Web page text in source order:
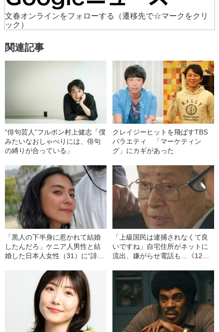
文春オンラインをフォローする
（遷移先で☆マークをクリ
ック）
関連記事
“俳句芸人”フルポン村上健志「僕
みたいなおしゃべりには、俳句
の縛りが合っている」
クレイジーヒットを飛ばすTBS
バラエティ 「マーケティン
グ」にカギがあった
「黒人の下半身に惹かれて結婚
したんだろ」ケニア人男性と結
婚した日本人女性（31）に“誹謗
感じる“外国人差別”のリアル
「上級国民は逮捕されなくて良
いですね」自宅住所がネットに
流出、嫌がらせ電話も…《12人
の長男が直面した「加害者家族
への暴力」